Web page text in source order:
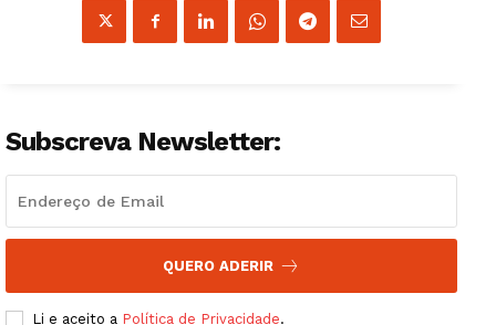
Subscreva Newsletter:
QUERO ADERIR
Li e aceito a Política de Privacidade.